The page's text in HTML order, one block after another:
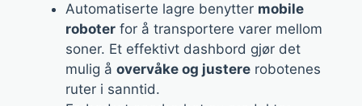
Automatiserte lagre benytter mobile
roboter for å transportere varer mellom
soner. Et effektivt dashbord gjør det
mulig å overvåke og justere robotenes
ruter i sanntid.